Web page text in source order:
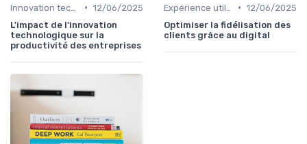
• 12/06/2025
L'impact de l'innovation
technologique sur la
productivité des entreprises
• 12/06/2025
Optimiser la fidélisation des
clients grâce au digital